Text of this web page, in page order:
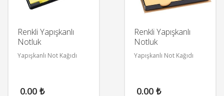
Renkli Yapışkanlı
Notluk
Yapışkanlı Not Kağıdı
0.00 ₺
Renkli Yapışkanlı
Notluk
Yapışkanlı Not Kağıdı
0.00 ₺